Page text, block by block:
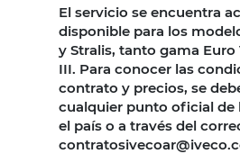
El servicio se encuentra
disponible para los
y Stralis, tanto gama
III. Para conocer las
contrato y precios, se
cualquier punto oficial de
el país o a través del